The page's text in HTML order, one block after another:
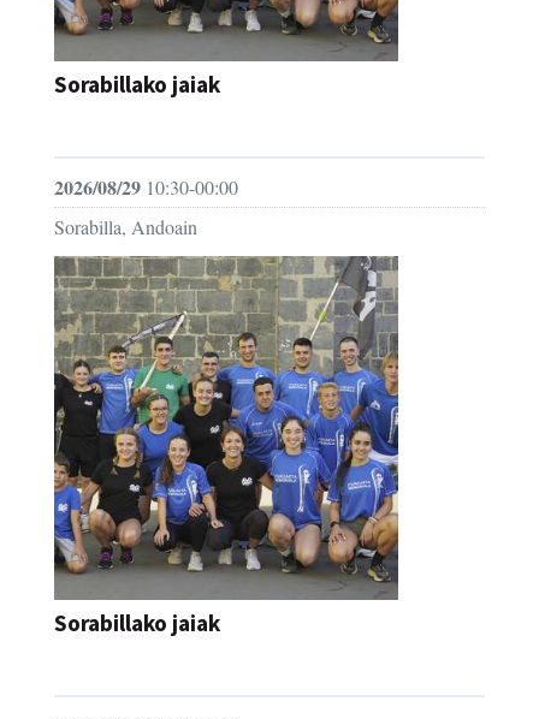
Sorabillako jaiak
2026/08/29 10:30-00:00
Sorabilla, Andoain
Sorabillako jaiak